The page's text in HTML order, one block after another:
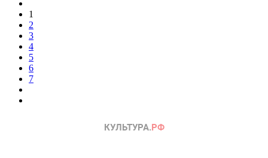
1
2
3
4
5
6
7